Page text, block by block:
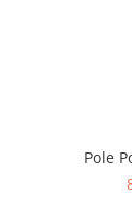
Pole